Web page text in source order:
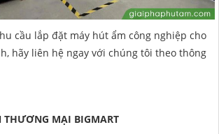
cầu lắp đặt máy hút ẩm công nghiệp cho
hãy liên hệ ngay với chúng tôi theo thông
THƯƠNG MẠI BIGMART